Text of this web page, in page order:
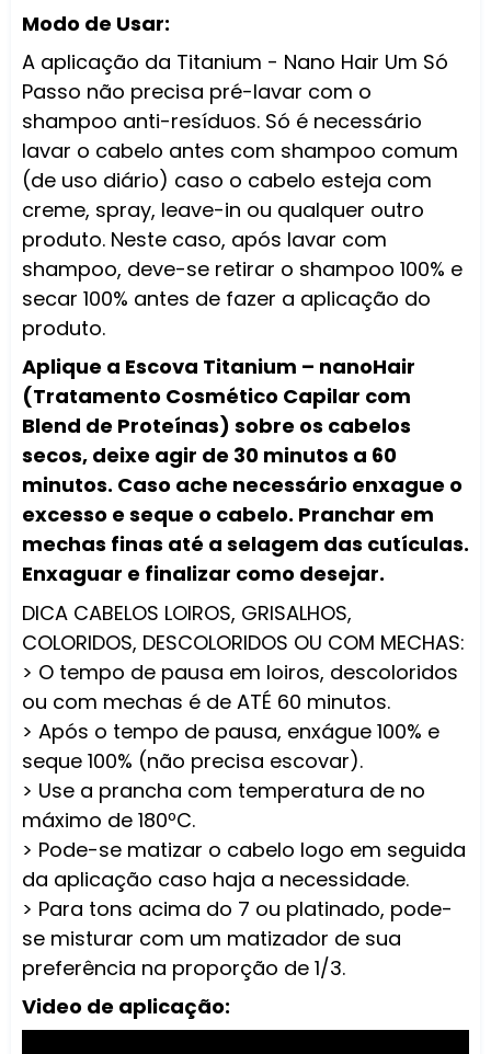
Modo de Usar:
A aplicação da Titanium - Nano Hair Um Só
Passo não precisa pré-lavar com o
shampoo anti-resíduos. Só é necessário
lavar o cabelo antes com shampoo comum
(de uso diário) caso o cabelo esteja com
creme, spray, leave-in ou qualquer outro
produto. Neste caso, após lavar com
shampoo, deve-se retirar o shampoo 100% e
secar 100% antes de fazer a aplicação do
produto.
Aplique a Escova Titanium – nanoHair
(Tratamento Cosmético Capilar com
Blend de Proteínas) sobre os cabelos
secos, deixe agir de 30 minutos a 60
minutos. Caso ache necessário enxague o
excesso e seque o cabelo. Pranchar em
mechas finas até a selagem das cutículas.
Enxaguar e finalizar como desejar.
DICA CABELOS LOIROS, GRISALHOS,
COLORIDOS, DESCOLORIDOS OU COM MECHAS:
> O tempo de pausa em loiros, descoloridos
ou com mechas é de ATÉ 60 minutos.
> Após o tempo de pausa, enxágue 100% e
seque 100% (não precisa escovar).
> Use a prancha com temperatura de no
máximo de 180ºC.
> Pode-se matizar o cabelo logo em seguida
da aplicação caso haja a necessidade.
> Para tons acima do 7 ou platinado, pode-
se misturar com um matizador de sua
preferência na proporção de 1/3.
Video de aplicação: